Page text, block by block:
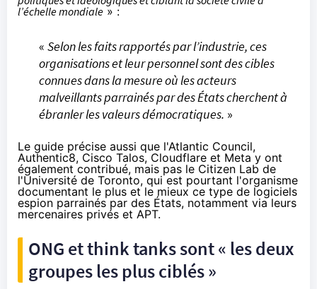
l’échelle mondiale » :
« Selon les faits rapportés par l’industrie, ces
organisations et leur personnel sont des cibles
connues dans la mesure où les acteurs
malveillants parrainés par des États cherchent à
ébranler les valeurs démocratiques. »
Le guide précise aussi que l'Atlantic Council,
Authentic8, Cisco Talos, Cloudflare et Meta y ont
également contribué, mais pas le Citizen Lab de
l'Université de Toronto, qui est pourtant l'organisme
documentant le plus et le mieux ce type de logiciels
espion parrainés par des États, notamment via leurs
mercenaires privés et APT.
ONG et think tanks sont « les deux
groupes les plus ciblés »